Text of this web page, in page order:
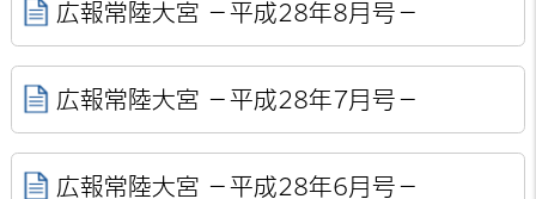
広報常陸大宮 －平成28年8月号－
広報常陸大宮 －平成28年7月号－
広報常陸大宮 －平成28年6月号－